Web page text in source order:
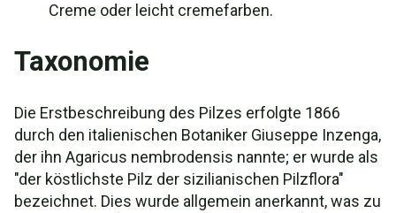
Creme oder leicht cremefarben.
Taxonomie
Die Erstbeschreibung des Pilzes erfolgte 1866
durch den italienischen Botaniker Giuseppe Inzenga,
der ihn Agaricus nembrodensis nannte; er wurde als
"der köstlichste Pilz der sizilianischen Pilzflora"
bezeichnet. Dies wurde allgemein anerkannt, was zu